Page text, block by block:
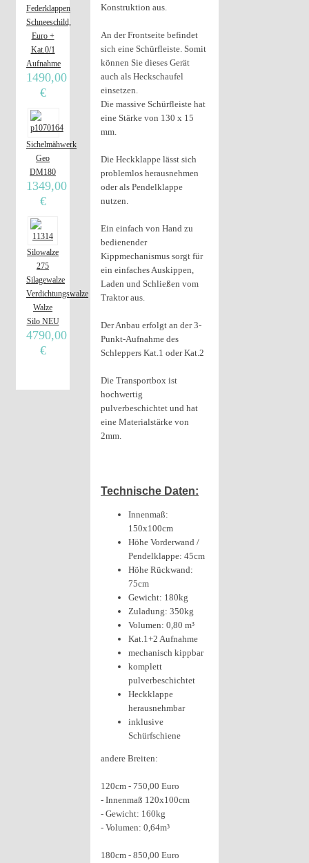
Konstruktion aus.
An der Frontseite befindet
sich eine Schürfleiste. Somit
können Sie dieses Gerät
auch als Heckschaufel
einsetzen.
Die massive Schürfleiste hat
eine Stärke von 130 x 15
mm.
Die Heckklappe lässt sich
problemlos herausnehmen
oder als Pendelklappe
nutzen.
Ein einfach von Hand zu
bedienender
Kippmechanismus sorgt für
ein einfaches Auskippen,
Laden und Schließen vom
Traktor aus.
Der Anbau erfolgt an der 3-
Punkt-Aufnahme des
Schleppers Kat.1 oder Kat.2
Die Transportbox ist
hochwertig
pulverbeschichtet und hat
eine Materialstärke von
2mm.
Technische Daten:
Innenmaß:
150x100cm
Höhe Vorderwand /
Pendelklappe: 45cm
Höhe Rückwand:
75cm
Gewicht: 180kg
Zuladung: 350kg
Volumen: 0,80 m³
Kat.1+2 Aufnahme
mechanisch kippbar
komplett
pulverbeschichtet
Heckklappe
herausnehmbar
inklusive
Schürfschiene
andere Breiten:
120cm - 750,00 Euro
- Innenmaß 120x100cm
- Gewicht: 160kg
- Volumen: 0,64m³
180cm - 850,00 Euro
Federklappen
Schneeschild,
Euro +
Kat.0/1
Aufnahme
1490,00
€
Sichelmähwerk
Geo
DM180
1349,00
€
Silowalze
275
Silagewalze
Verdichtungswalze
Walze
Silo NEU
4790,00
€